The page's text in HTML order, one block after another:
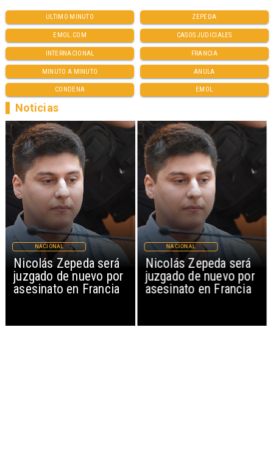
ULTIMO MINUTO ZEPEDA
EMOL.COM CASOS JUDICIALES
INTERNACIONAL FRANCIA
MINUTO A MINUTO ANULA
CONDENA EMOL
Nicolás Zepeda será
juzgado de nuevo por
asesinato en Francia
NACIONAL
Nicolás Zepeda será
juzgado de nuevo por
asesinato en Francia
NACIONAL
Noticias